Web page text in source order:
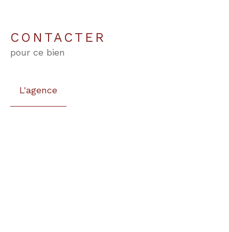
CONTACTER
pour ce bien
L'agence